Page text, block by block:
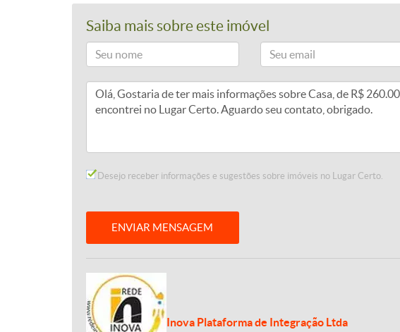
Saiba mais sobre este imóvel
Desejo receber informações e sugestões sobre imóveis no Lugar Certo.
ENVIAR MENSAGEM
Inova Plataforma de Integração Ltda